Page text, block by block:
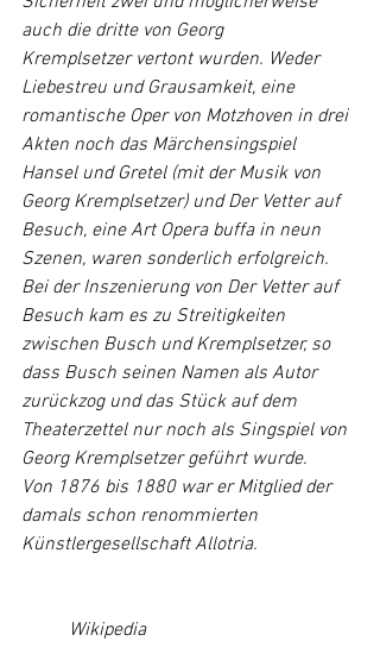
auch die dritte von Georg
Kremplsetzer vertont wurden. Weder
Liebestreu und Grausamkeit, eine
romantische Oper von Motzhoven in drei
Akten noch das Märchensingspiel
Hansel und Gretel (mit der Musik von
Georg Kremplsetzer) und Der Vetter auf
Besuch, eine Art Opera buffa in neun
Szenen, waren sonderlich erfolgreich.
Bei der Inszenierung von Der Vetter auf
Besuch kam es zu Streitigkeiten
zwischen Busch und Kremplsetzer, so
dass Busch seinen Namen als Autor
zurückzog und das Stück auf dem
Theaterzettel nur noch als Singspiel von
Georg Kremplsetzer geführt wurde.
Von 1876 bis 1880 war er Mitglied der
damals schon renommierten
Künstlergesellschaft Allotria.
	Wikipedia